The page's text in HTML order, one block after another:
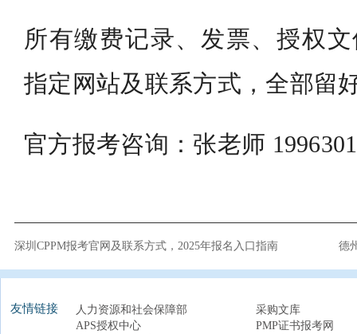
所有缴费记录、发票、授权
指定网站及联系方式，全部留
官方报考咨询：张老师
深圳CPPM报考官网及联系方式，2025年报名入口指南 德
友情链接 人力资源和社会保障部
采购文库
APS授权中心
PMP证书报考网